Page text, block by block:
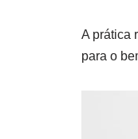
A prática
para o